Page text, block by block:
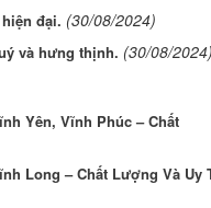
đại. (30/08/2024)
và hưng thịnh. (30/08/
Yên, Vĩnh Phúc – Chất
Long – Chất Lượng Và Uy